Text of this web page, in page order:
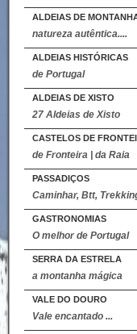
ALDEIAS DE
natureza autêntica....
ALDEIAS HISTÓRICAS
de Portugal
ALDEIAS DE XISTO
27 Aldeias de Xisto
CASTELOS DE
de Fronteira | da Raia
PASSADIÇOS
Caminhar, Btt,
GASTRONOMIAS
O melhor de Portugal
SERRA DA ESTRELA
a montanha mágica
VALE DO DOURO
Vale encantado ...